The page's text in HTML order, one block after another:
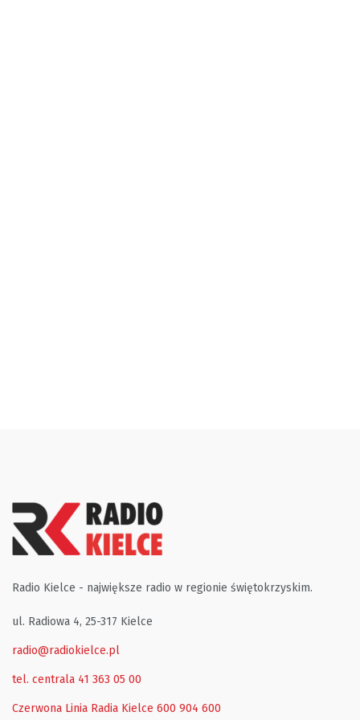
Radio Kielce - największe radio w regionie świętokrzyskim.
ul. Radiowa 4, 25-317 Kielce
radio@radiokielce.pl
tel. centrala 41 363 05 00
Czerwona Linia Radia Kielce 600 904 600